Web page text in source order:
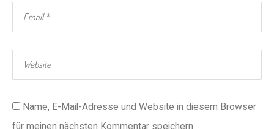
Name, E-Mail-Adresse und Website in diesem Browser
für meinen nächsten Kommentar speichern.